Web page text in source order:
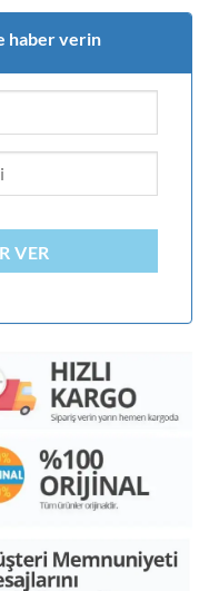
haber verin
VER